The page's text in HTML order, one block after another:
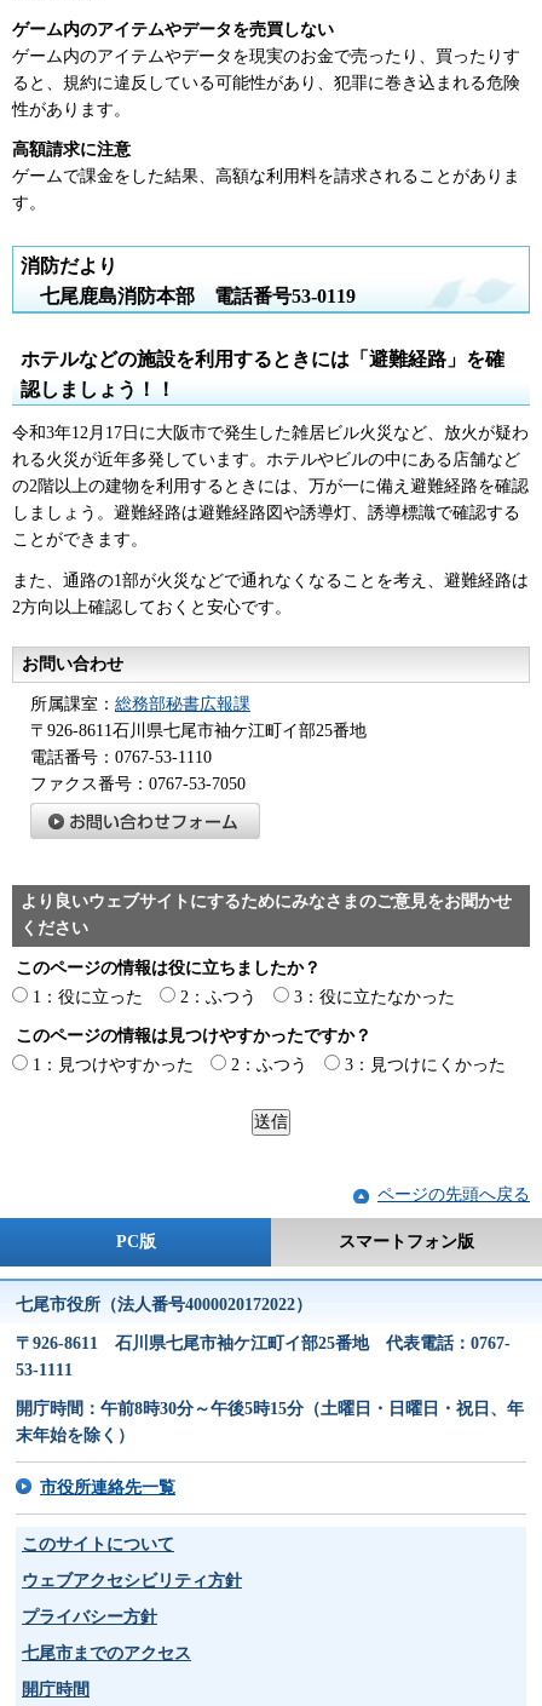
ゲーム内のアイテムやデータを売買しない
ゲーム内のアイテムやデータを現実のお金で売ったり、買ったりす
ると、規約に違反している可能性があり、犯罪に巻き込まれる危険
性があります。
高額請求に注意
ゲームで課金をした結果、高額な利用料を請求されることがありま
す。
消防だより
七尾鹿島消防本部 電話番号53-0119
ホテルなどの施設を利用するときには「避難経路」を確
認しましょう！！
令和3年12月17日に大阪市で発生した雑居ビル火災など、放火が疑わ
れる火災が近年多発しています。ホテルやビルの中にある店舗など
の2階以上の建物を利用するときには、万が一に備え避難経路を確認
しましょう。避難経路は避難経路図や誘導灯、誘導標識で確認する
ことができます。
また、通路の1部が火災などで通れなくなることを考え、避難経路は
2方向以上確認しておくと安心です。
お問い合わせ
所属課室： 総務部秘書広報課
〒926-8611石川県七尾市袖ケ江町イ部25番地
電話番号：0767-53-1110
ファクス番号：0767-53-7050
より良いウェブサイトにするためにみなさまのご意見をお聞かせ
ください
このページの情報は役に立ちましたか？
1：役に立った
2：ふつう 3：役に立たなかった
このページの情報は見つけやすかったですか？
1：見つけやすかった
2：ふつう 3：見つけにくかった
ページの先頭へ戻る
PC版 スマートフォン版
七尾市役所（法人番号4000020172022）
〒926-8611 石川県七尾市袖ケ江町イ部25番地 代表電話：0767-
53-1111
開庁時間：午前8時30分～午後5時15分（土曜日・日曜日・祝日、年
末年始を除く）
市役所連絡先一覧
このサイトについて
ウェブアクセシビリティ方針
プライバシー方針
七尾市までのアクセス
開庁時間